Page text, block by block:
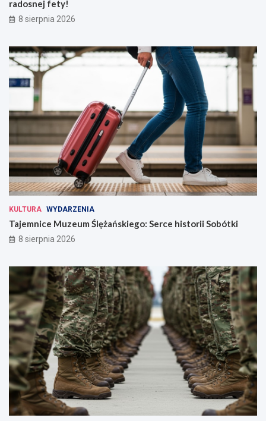
radosnej fety!
8 sierpnia 2026
KULTURA WYDARZENIA
Tajemnice Muzeum Ślężańskiego: Serce historii Sobótki
8 sierpnia 2026